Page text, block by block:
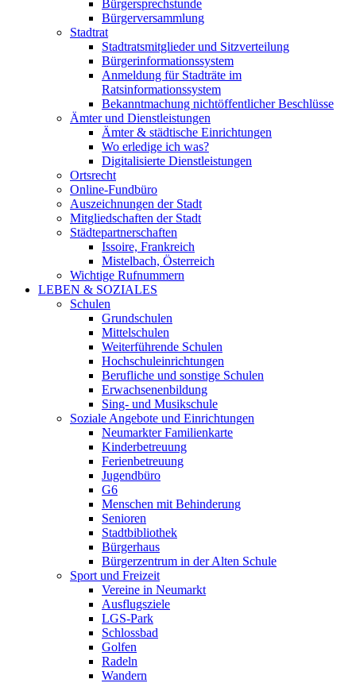
Bürgersprechstunde
Bürgerversammlung
Stadtrat
Stadtratsmitglieder und Sitzverteilung
Bürgerinformationssystem
Anmeldung für Stadträte im
Ratsinformationssystem
Bekanntmachung nichtöffentlicher Beschlüsse
Ämter und Dienstleistungen
Ämter & städtische Einrichtungen
Wo erledige ich was?
Digitalisierte Dienstleistungen
Ortsrecht
Online-Fundbüro
Auszeichnungen der Stadt
Mitgliedschaften der Stadt
Städtepartnerschaften
Issoire, Frankreich
Mistelbach, Österreich
Wichtige Rufnummern
LEBEN & SOZIALES
Schulen
Grundschulen
Mittelschulen
Weiterführende Schulen
Hochschuleinrichtungen
Berufliche und sonstige Schulen
Erwachsenenbildung
Sing- und Musikschule
Soziale Angebote und Einrichtungen
Neumarkter Familienkarte
Kinderbetreuung
Ferienbetreuung
Jugendbüro
G6
Menschen mit Behinderung
Senioren
Stadtbibliothek
Bürgerhaus
Bürgerzentrum in der Alten Schule
Sport und Freizeit
Vereine in Neumarkt
Ausflugsziele
LGS-Park
Schlossbad
Golfen
Radeln
Wandern